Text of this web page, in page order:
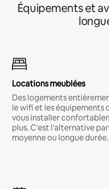
Équipements et
Locations meublées
Des logements
le wifi et les équipements
vous installer
plus. C'est l'alternative
moyenne ou longue durée.